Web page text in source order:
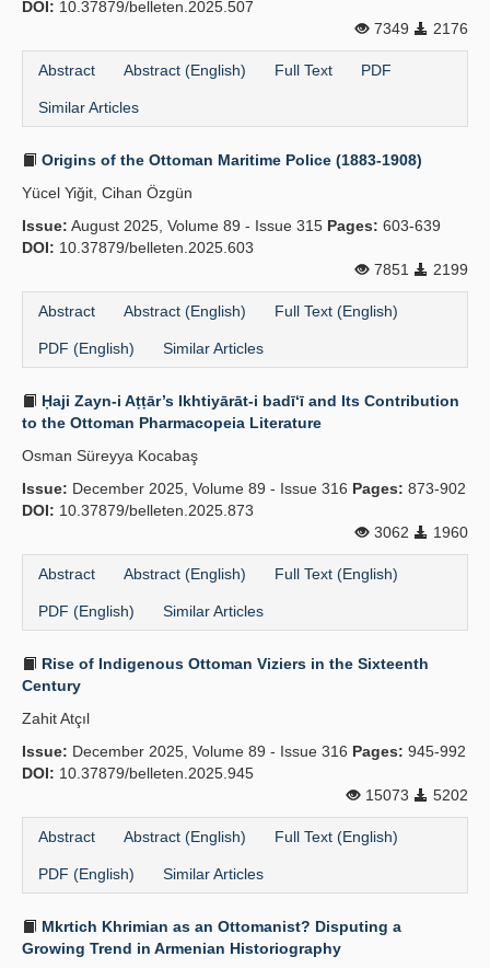
DOI: 10.37879/belleten.2025.507
7349
2176
Abstract Abstract (English) Full Text PDF
Similar Articles
Origins of the Ottoman Maritime Police (1883-1908)
Yücel Yiğit, Cihan Özgün
Issue: August 2025, Volume 89 - Issue 315 Pages: 603-639
DOI: 10.37879/belleten.2025.603
7851
2199
Abstract Abstract (English) Full Text (English)
PDF (English) Similar Articles
Ḥaji Zayn-i Aṭṭār’s Ikhtiyārāt-i badī‘ī and Its Contribution
to the Ottoman Pharmacopeia Literature
Osman Süreyya Kocabaş
Issue: December 2025, Volume 89 - Issue 316 Pages: 873-902
DOI: 10.37879/belleten.2025.873
3062
1960
Abstract Abstract (English) Full Text (English)
PDF (English) Similar Articles
Rise of Indigenous Ottoman Viziers in the Sixteenth
Century
Zahit Atçıl
Issue: December 2025, Volume 89 - Issue 316 Pages: 945-992
DOI: 10.37879/belleten.2025.945
15073
5202
Abstract Abstract (English) Full Text (English)
PDF (English) Similar Articles
Mkrtich Khrimian as an Ottomanist? Disputing a
Growing Trend in Armenian Historiography